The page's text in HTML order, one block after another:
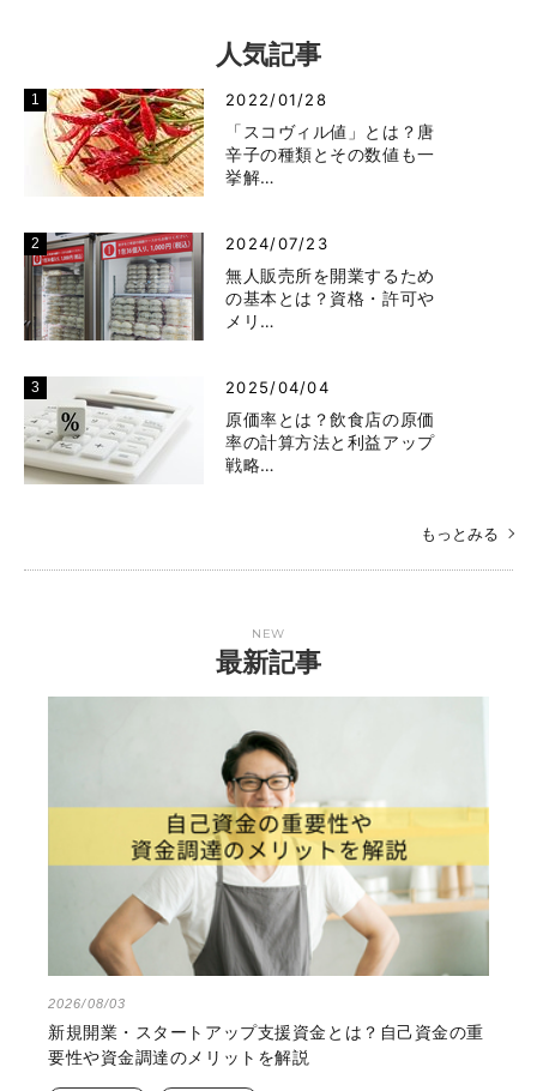
人気記事
2022/01/28
「スコヴィル値」とは？唐
辛子の種類とその数値も一
挙解…
2024/07/23
無人販売所を開業するため
の基本とは？資格・許可や
メリ…
2025/04/04
原価率とは？飲食店の原価
率の計算方法と利益アップ
戦略…
もっとみる
NEW
最新記事
2026/08/03
新規開業・スタートアップ支援資金とは？自己資金の重
要性や資金調達のメリットを解説